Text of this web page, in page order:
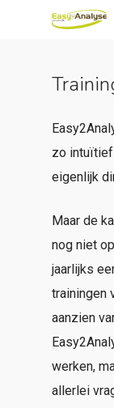
zo intuïtief
eigenlijk
Maar de
nog niet
jaarlijks
trainingen
aanzien
werken,
allerlei